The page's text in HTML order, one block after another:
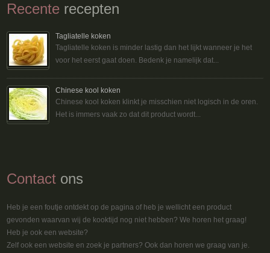
Recente recepten
Tagliatelle koken
Tagliatelle koken is minder lastig dan het lijkt wanneer je het
voor het eerst gaat doen. Bedenk je namelijk dat...
Chinese kool koken
Chinese kool koken klinkt je misschien niet logisch in de oren.
Het is immers vaak zo dat dit product wordt...
Contact ons
Heb je een foutje ontdekt op de pagina of heb je wellicht een product
gevonden waarvan wij de kooktijd nog niet hebben? We horen het graag!
Heb je ook een website?
Zelf ook een website en zoek je partners? Ook dan horen we graag van je.